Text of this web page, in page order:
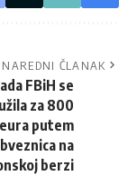
NAREDNI ČLANAK
FBiH se
za 800
putem
na
berzi